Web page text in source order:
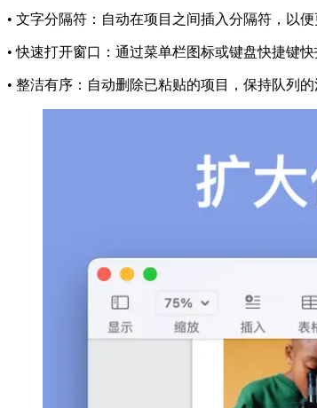
• 文字分隔符：自动在项目之间插入分隔符，以便
• 快速打开窗口：通过菜单栏图标或键盘快捷键快
• 整洁有序：自动删除已粘贴的项目，保持队列的